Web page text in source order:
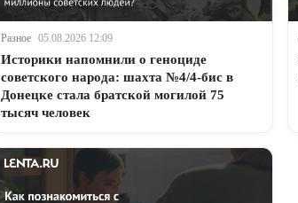
Разное 05.08.2026 12:09
Историки напомнили о геноциде
советского народа: шахта №4/4-бис в
Донецке стала братской могилой 75
тысяч человек